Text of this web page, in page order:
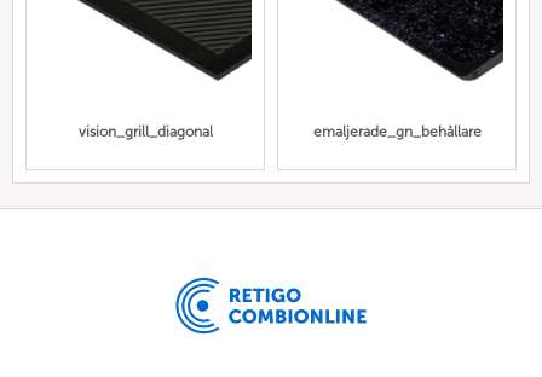
vision_grill_diagonal emaljerade_gn_behållare